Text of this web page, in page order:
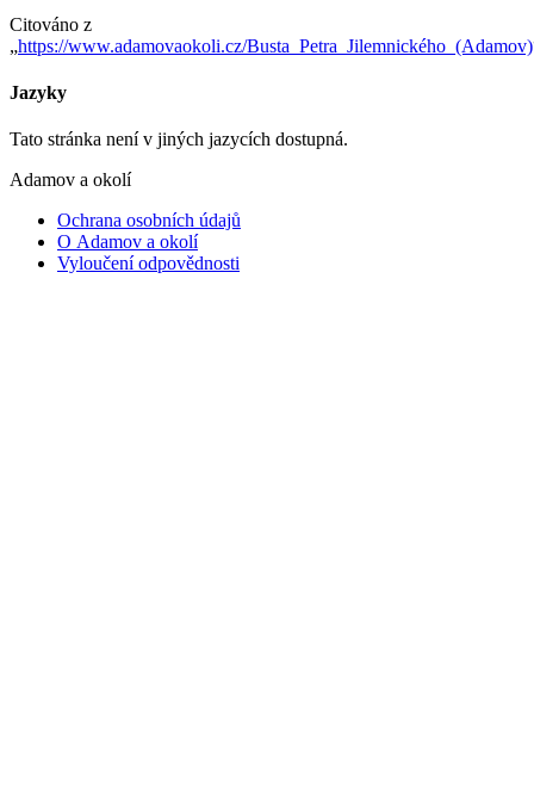
Citováno z
„https://www.adamovaokoli.cz/Busta_Petra_Jilemnického_(Adamov)
Jazyky
Tato stránka není v jiných jazycích dostupná.
Adamov a okolí
Ochrana osobních údajů
O Adamov a okolí
Vyloučení odpovědnosti